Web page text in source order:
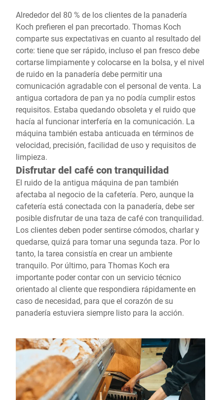
Alrededor del 80 % de los clientes de la panadería
Koch prefieren el pan precortado. Thomas Koch
comparte sus expectativas en cuanto al resultado del
corte: tiene que ser rápido, incluso el pan fresco debe
cortarse limpiamente y colocarse en la bolsa, y el nivel
de ruido en la panadería debe permitir una
comunicación agradable con el personal de venta. La
antigua cortadora de pan ya no podía cumplir estos
requisitos. Estaba quedando obsoleta y el ruido que
hacía al funcionar interfería en la comunicación. La
máquina también estaba anticuada en términos de
velocidad, precisión, facilidad de uso y requisitos de
limpieza.
Disfrutar del café con tranquilidad
El ruido de la antigua máquina de pan también
afectaba al negocio de la cafetería. Pero, aunque la
cafetería está conectada con la panadería, debe ser
posible disfrutar de una taza de café con tranquilidad.
Los clientes deben poder sentirse cómodos, charlar y
quedarse, quizá para tomar una segunda taza. Por lo
tanto, la tarea consistía en crear un ambiente
tranquilo. Por último, para Thomas Koch era
importante poder contar con un servicio técnico
orientado al cliente que respondiera rápidamente en
caso de necesidad, para que el corazón de su
panadería estuviera siempre listo para la acción.